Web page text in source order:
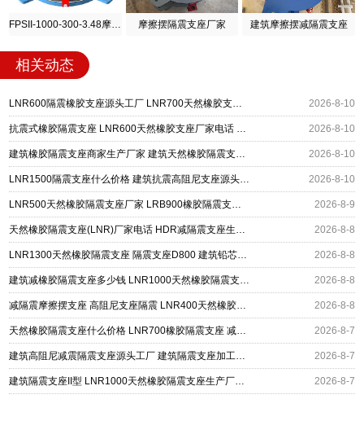
摩擦摆隔震支座厂家 建筑摩擦摆减隔震支座
相关动态
LNR600隔震橡胶支座源头工厂 LNR700天然橡胶支座什么价格 抗震隔震支座厂家 2026-8-10
抗震式橡胶隔震支座 LNR600天然橡胶支座厂家电话 建筑隔震支座HDR厂家 2026-8-10
建筑橡胶隔震支座商家生产厂家 建筑天然橡胶隔震支座LNR生产厂家 建筑建筑隔震支座 2026-8-10
LNR1500隔震支座什么价格 建筑抗震高阻尼支座源头工厂 LNR800天然橡胶隔震支座 2026-8-10
LNR500天然橡胶隔震支座厂家 LRB900橡胶隔震支座 建筑隔震减震支座 2026-8-9
天然橡胶隔震支座(LNR)厂家电话 HDR减隔震支座生产厂家 LNR700支座多少钱 2026-8-8
LNR1300天然橡胶隔震支座 隔震支座D800 建筑铅芯隔震支座定制厂家 2026-8-8
建筑减橡胶隔震支座多少钱 LNR1000天然橡胶隔震支座厂家 LRB800隔震支座源头工厂 2026-8-8
减隔震摩擦摆支座 高阻尼支座隔震 LNR400天然橡胶隔震支座源头工厂 2026-8-8
天然橡胶隔震支座什么价格 LNR700橡胶隔震支座 减震隔震支座工厂生产厂家 2026-8-7
建筑高阻尼减震隔震支座源头工厂 建筑隔震支座加工生产厂家 LNR400天然橡胶支座厂家电话 2026-8-7
建筑隔震支座II型 LNR1000天然橡胶隔震支座生产厂家 LNR600隔震橡胶支座源头工厂 2026-8-7